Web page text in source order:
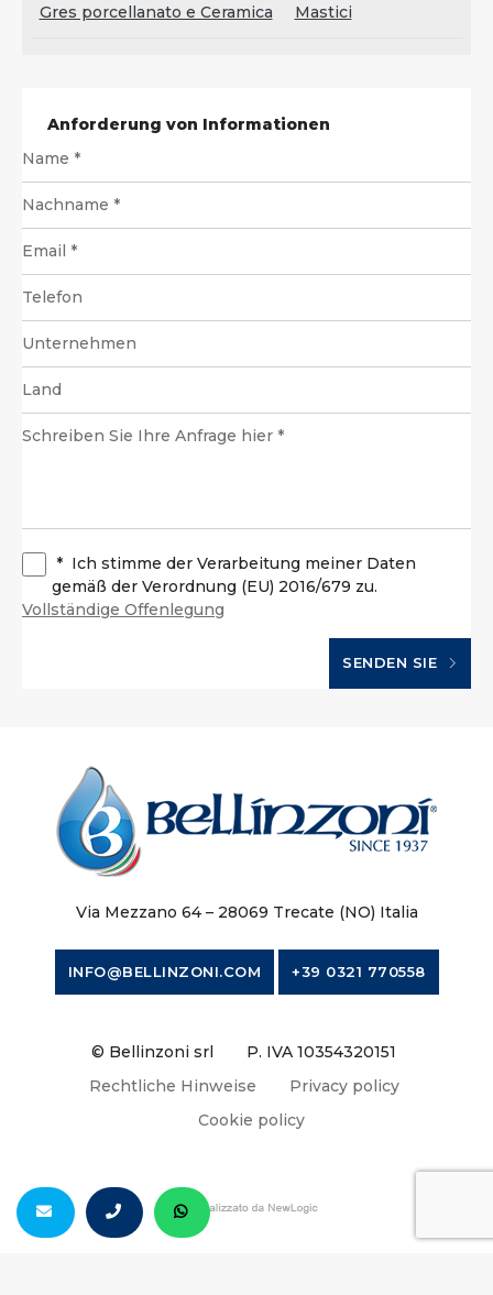
Gres porcellanato e Ceramica
Mastici
Anforderung von Informationen
* Ich stimme der Verarbeitung meiner Daten
gemäß der Verordnung (EU) 2016/679 zu.
Vollständige Offenlegung
SENDEN SIE
Via Mezzano 64 – 28069 Trecate (NO) Italia
INFO@BELLINZONI.COM +39 0321 770558
© Bellinzoni srl
P. IVA 10354320151
Rechtliche Hinweise
Privacy policy
Cookie policy